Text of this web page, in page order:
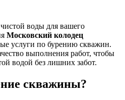
воды для вашего
Московский колодец
услуги по бурению скважин.
выполнения работ, чтобы
водой без лишних забот.
скважины?